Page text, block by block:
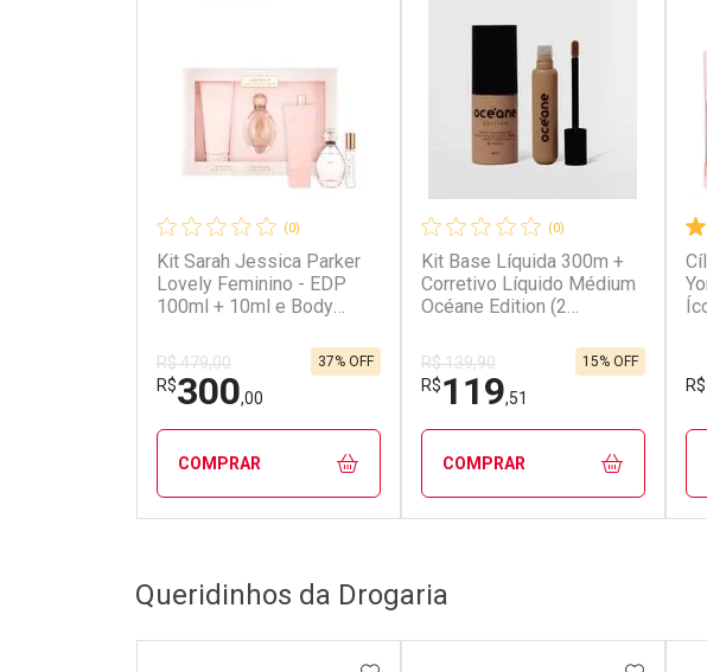
(0)
Kit Sarah Jessica Parker
Lovely Feminino - EDP
100ml + 10ml e Body
R$ 479,00
R$300,00
37% OFF
COMPRAR
Laboratório
Por Menos
(0)
Kit Base Líquida 300m +
Corretivo Líquido Médium
Océane Edition (2
R$ 139,90
R$119,51
15% OFF
COMPRAR
Laboratório
Por Menos
R$
Queridinhos da Drogaria